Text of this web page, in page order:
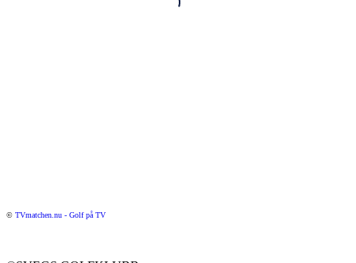
© TVmatchen.nu - Golf på TV